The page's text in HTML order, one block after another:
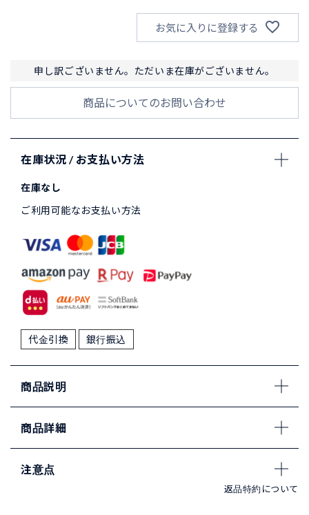
お気に入りに登録する
申し訳ございません。ただいま在庫がございません。
商品についてのお問い合わせ
在庫状況 / お支払い方法
在庫なし
ご利用可能なお支払い方法
代金引換 銀行振込
商品説明
商品詳細
注意点
返品特約について